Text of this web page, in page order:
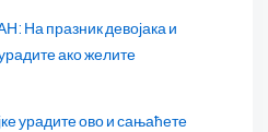
празник девојака и
ако желите
урадите ово и сањаћете